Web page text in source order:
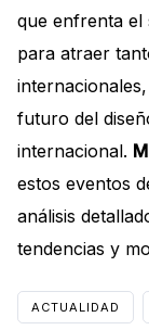
que enfrenta el
para atraer
futuro del
internacional.
estos eventos
análisis
tendencias y
ACTUALIDAD